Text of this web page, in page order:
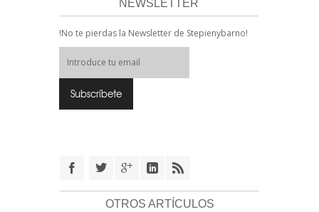
NEWSLETTER
!No te pierdas la Newsletter de Stepienybarno!
OTROS ARTÍCULOS